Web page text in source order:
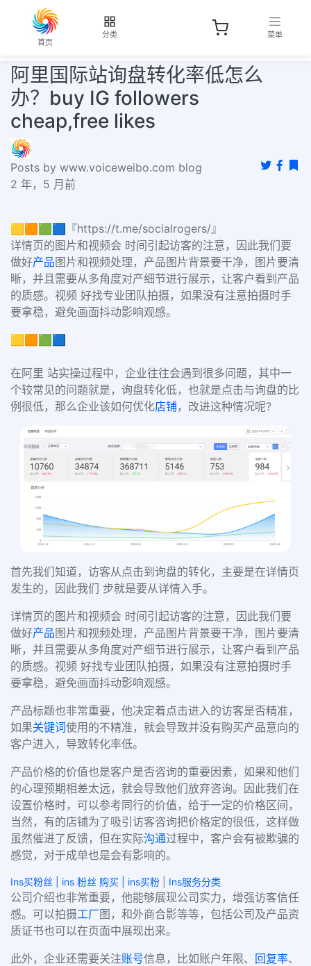
首页
分类 菜单
阿里国际站询盘转化率低怎么
办？buy IG followers
cheap,free likes
Posts by www.voiceweibo.com blog
2 年，5 月前
🟨🟧🟩🟦『https://t.me/socialrogers/』
详情页的图片和视频会 时间引起访客的注意，因此我们要
做好产品图片和视频处理，产品图片背景要干净，图片要清
晰，并且需要从多角度对产细节进行展示，让客户看到产品
的质感。视频 好找专业团队拍摄，如果没有注意拍摄时手
要拿稳，避免画面抖动影响观感。
🟨🟧🟩🟦
在阿里 站实操过程中，企业往往会遇到很多问题，其中一
个较常见的问题就是，询盘转化低，也就是点击与询盘的比
例很低，那么企业该如何优化店铺，改进这种情况呢?
首先我们知道，访客从点击到询盘的转化，主要是在详情页
发生的，因此我们 步就是要从详情入手。
详情页的图片和视频会 时间引起访客的注意，因此我们要
做好产品图片和视频处理，产品图片背景要干净，图片要清
晰，并且需要从多角度对产细节进行展示，让客户看到产品
的质感。视频 好找专业团队拍摄，如果没有注意拍摄时手
要拿稳，避免画面抖动影响观感。
产品标题也非常重要，他决定着点击进入的访客是否精准，
如果关键词使用的不精准，就会导致并没有购买产品意向的
客户进入，导致转化率低。
产品价格的价值也是客户是否咨询的重要因素，如果和他们
的心理预期相差太远，就会导致他们放弃咨询。因此我们在
设置价格时，可以参考同行的价值，给于一定的价格区间，
当然，有的店铺为了吸引访客咨询把价格定的很低，这样做
虽然催进了反馈，但在实际沟通过程中，客户会有被欺骗的
感觉，对于成单也是会有影响的。
Ins买粉丝 | ins 粉丝 购买 | ins买粉 Ins服务分类
公司介绍也非常重要，他能够展现公司实力，增强访客信任
感。可以拍摄工厂图，和外商合影等等，包括公司及产品资
质证书也可以在页面中展现出来。
此外，企业还需要关注账号信息，比如账户年限、 回复率、